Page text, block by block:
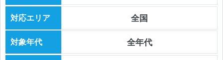
対応エリア 全国
対象年代 全年代